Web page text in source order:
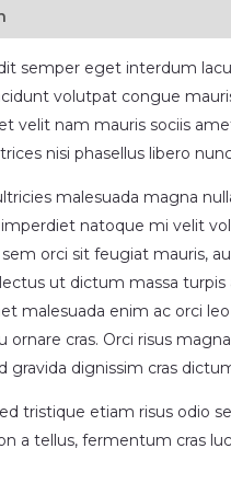
semper eget interdum
volutpat congue
velit nam mauris sociis
nisi phasellus libero
malesuada magna
imperdiet natoque mi velit
orci sit feugiat mauris,
ut dictum massa turpis
malesuada enim ac orci
ornare cras. Orci risus
gravida dignissim cras
tristique etiam risus odio
a tellus, fermentum cras